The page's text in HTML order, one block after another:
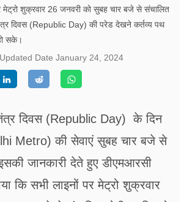
मेट्रो शुक्रवार 26 जनवरी को सुबह चार बजे से संचालित
दिवस (Republic Day) की परेड देखने कर्तव्य पथ
सके।
Updated Date January 24, 2024
दिवस (Republic Day) के दिन
Metro) की सेवाएं सुबह चार बजे से
जानकारी देते हुए डीएमआरसी
कि सभी लाइनों पर मेट्रो शुक्रवार